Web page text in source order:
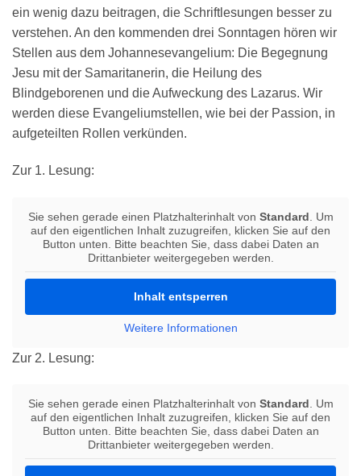
ein wenig dazu beitragen, die Schriftlesungen besser zu
verstehen. An den kommenden drei Sonntagen hören wir
Stellen aus dem Johannesevangelium: Die Begegnung
Jesu mit der Samaritanerin, die Heilung des
Blindgeborenen und die Aufweckung des Lazarus. Wir
werden diese Evangeliumstellen, wie bei der Passion, in
aufgeteilten Rollen verkünden.
Zur 1. Lesung:
Sie sehen gerade einen Platzhalterinhalt von Standard . Um
auf den eigentlichen Inhalt zuzugreifen, klicken Sie auf den
Button unten. Bitte beachten Sie, dass dabei Daten an
Drittanbieter weitergegeben werden.
Inhalt entsperren
Weitere Informationen
Zur 2. Lesung:
Sie sehen gerade einen Platzhalterinhalt von Standard. Um
auf den eigentlichen Inhalt zuzugreifen, klicken Sie auf den
Button unten. Bitte beachten Sie, dass dabei Daten an
Drittanbieter weitergegeben werden.